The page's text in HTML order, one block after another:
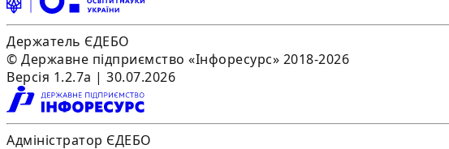
Держатель ЄДЕБО
© Державне підприємство «Інфоресурс» 2018-2026
Версія 1.2.7a | 30.07.2026
Адміністратор ЄДЕБО